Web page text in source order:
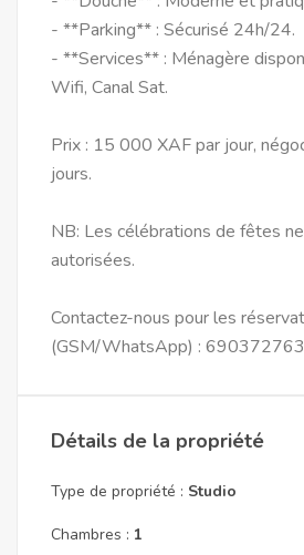
- **Parking** : Sécurisé 24h/24.
- **Services** : Ménagère
Wifi, Canal Sat.
Prix : 15 000 XAF par jour,
jours.
NB: Les célébrations de fêtes
autorisées.
Contactez-nous pour les
(GSM/WhatsApp) :
Détails de la propriété
Type de propriété : Studio
Chambres : 1